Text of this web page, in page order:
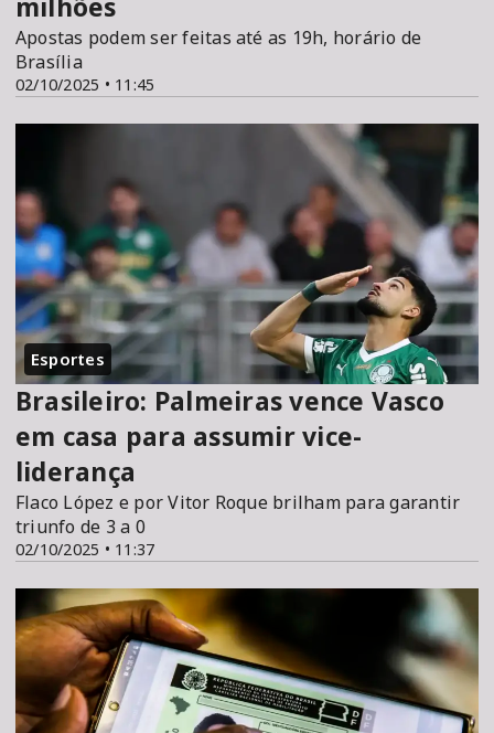
02/10/2025 • 11:45
Apostas podem ser feitas até as 19h, horário de
Brasília
Esportes
02/10/2025 • 11:37
Brasileiro: Palmeiras vence Vasco
em casa para assumir vice-
liderança
Flaco López e por Vitor Roque brilham para garantir
triunfo de 3 a 0